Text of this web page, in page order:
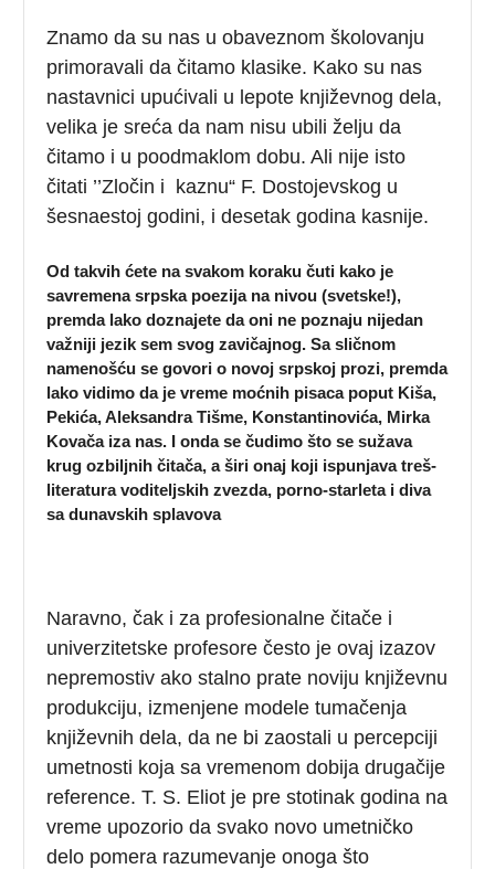
Znamo da su nas u obaveznom školovanju
primoravali da čitamo klasike. Kako su nas
nastavnici upućivali u lepote književnog dela,
velika je sreća da nam nisu ubili želju da
čitamo i u poodmaklom dobu. Ali nije isto
čitati ’’Zločin i kaznu“ F. Dostojevskog u
šesnaestoj godini, i desetak godina kasnije.
Od takvih ćete na svakom koraku čuti kako je
savremena srpska poezija na nivou (svetske!),
premda lako doznajete da oni ne poznaju nijedan
važniji jezik sem svog zavičajnog. Sa sličnom
namenošću se govori o novoj srpskoj prozi, premda
lako vidimo da je vreme moćnih pisaca poput Kiša,
Pekića, Aleksandra Tišme, Konstantinovića, Mirka
Kovača iza nas. I onda se čudimo što se sužava
krug ozbiljnih čitača, a širi onaj koji ispunjava treš-
literatura voditeljskih zvezda, porno-starleta i diva
sa dunavskih splavova
Naravno, čak i za profesionalne čitače i
univerzitetske profesore često je ovaj izazov
nepremostiv ako stalno prate noviju književnu
produkciju, izmenjene modele tumačenja
književnih dela, da ne bi zaostali u percepciji
umetnosti koja sa vremenom dobija drugačije
reference. T. S. Eliot je pre stotinak godina na
vreme upozorio da svako novo umetničko
delo pomera razumevanje onoga što